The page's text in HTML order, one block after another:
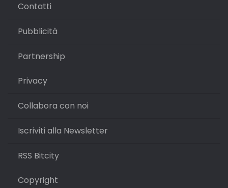
Contatti
Pubblicità
Partnership
Privacy
Collabora con noi
Iscriviti alla Newsletter
RSS Bitcity
Copyright